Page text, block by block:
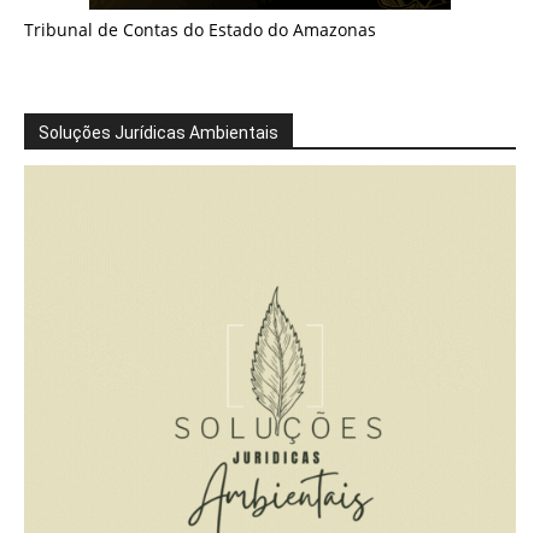
Tribunal de Contas do Estado do Amazonas
Soluções Jurídicas Ambientais